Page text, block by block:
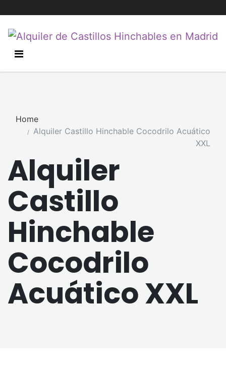
Alquiler
Castillo
Hinchable
Cocodrilo
Acuático XXL
Home
Alquiler Castillo Hinchable Cocodrilo Acuático
XXL